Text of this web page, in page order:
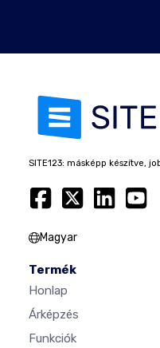
SITE123: másképp készítve,
Magyar
Termék
Honlap
Árképzés
Funkciók